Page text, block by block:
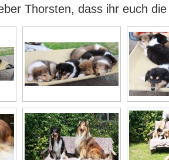
Thorsten, dass ihr euch